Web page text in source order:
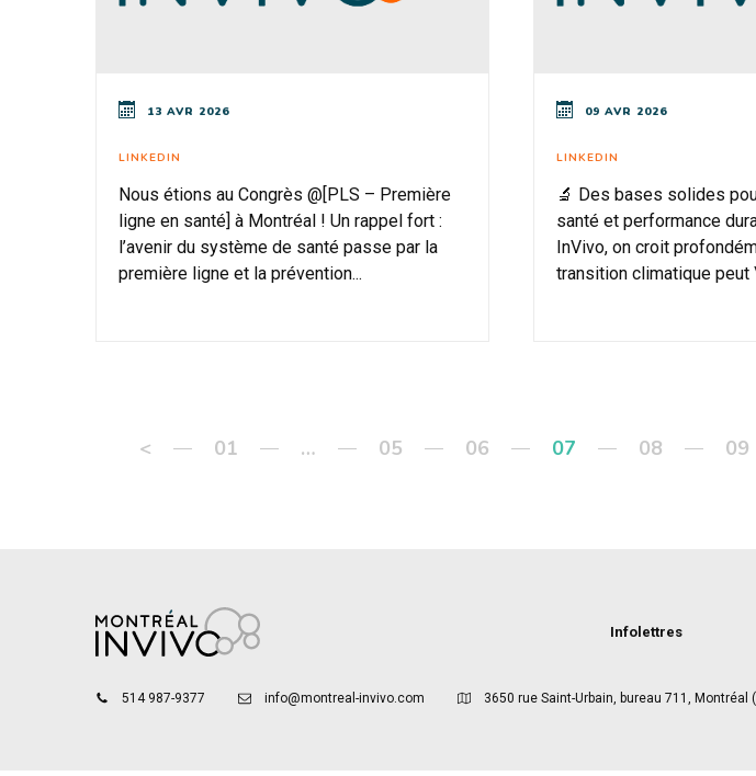
13 AVR 2026
LINKEDIN
Nous étions au Congrès @[PLS – Première
ligne en santé] à Montréal ! Un rappel fort :
l’avenir du système de santé passe par la
première ligne et la prévention...
09 AVR 2026
LINKEDIN
🔬 Des bases solides
santé et performance
InVivo, on croit
transition climatique peut
< 01 … 05 06 07 08 09
Infolettres
514 987-9377 info@montreal-invivo.com 3650 rue Saint-Urbain, bureau 711, Montréal